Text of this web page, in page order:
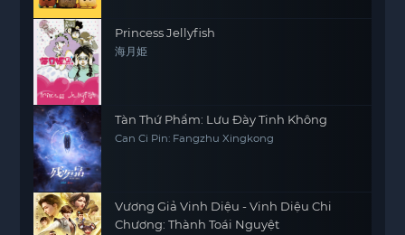
Princess Jellyfish
海月姫
Tàn Thứ Phẩm: Lưu Đày Tinh Không
Can Ci Pin: Fangzhu Xingkong
Vương Giả Vinh Diệu - Vinh Diệu Chi
Chương: Thành Toái Nguyệt